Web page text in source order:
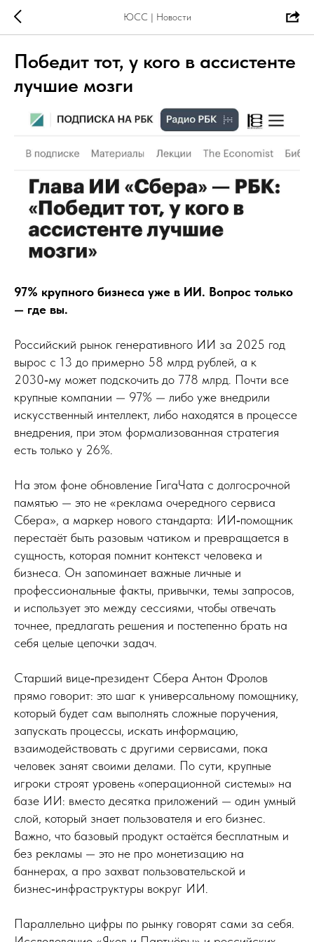
ЮСС | Новости
Победит тот, у кого в ассистенте
лучшие мозги
97% крупного бизнеса уже в ИИ. Вопрос только
— где вы.
Российский рынок генеративного ИИ за 2025 год
вырос с 13 до примерно 58 млрд рублей, а к
2030‑му может подскочить до 778 млрд. Почти все
крупные компании — 97% — либо уже внедрили
искусственный интеллект, либо находятся в процессе
внедрения, при этом формализованная стратегия
есть только у 26%.
На этом фоне обновление ГигаЧата с долгосрочной
памятью — это не «реклама очередного сервиса
Сбера», а маркер нового стандарта: ИИ‑помощник
перестаёт быть разовым чатиком и превращается в
сущность, которая помнит контекст человека и
бизнеса. Он запоминает важные личные и
профессиональные факты, привычки, темы запросов,
и использует это между сессиями, чтобы отвечать
точнее, предлагать решения и постепенно брать на
себя целые цепочки задач.
Старший вице‑президент Сбера Антон Фролов
прямо говорит: это шаг к универсальному помощнику,
который будет сам выполнять сложные поручения,
запускать процессы, искать информацию,
взаимодействовать с другими сервисами, пока
человек занят своими делами. По сути, крупные
игроки строят уровень «операционной системы» на
базе ИИ: вместо десятка приложений — один умный
слой, который знает пользователя и его бизнес.
Важно, что базовый продукт остаётся бесплатным и
без рекламы — это не про монетизацию на
баннерах, а про захват пользовательской и
бизнес‑инфраструктуры вокруг ИИ.
Параллельно цифры по рынку говорят сами за себя.